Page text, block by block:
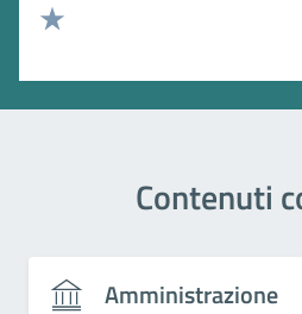
Valuta 2 stelle su 5
Contenuti
Amministrazione